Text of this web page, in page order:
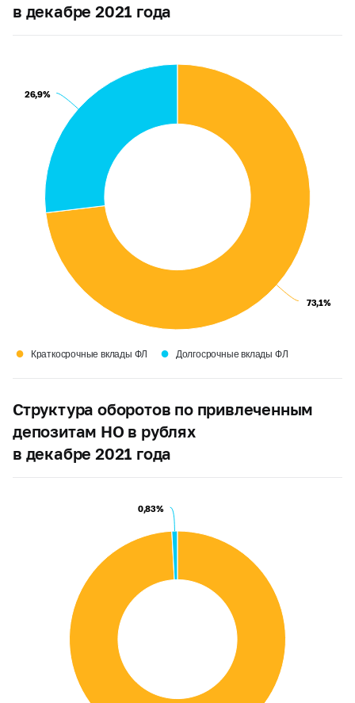
в декабре 2021 года
73,1%
73,1%
26,9%
26,9%
● Краткосрочные вклады ФЛ ● Долгосрочные вклады ФЛ
Структура оборотов по привлеченным
депозитам НО в рублях
в декабре 2021 года
0,83%
0,83%